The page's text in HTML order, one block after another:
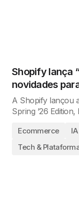
Shopify lança
novidades
A Shopify lançou
Spring ’26
Ecommerce
Tech &